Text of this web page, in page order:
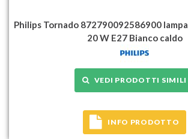
Philips Tornado 872790092586900
20 W E27 Bianco caldo
VEDI PRODOTTI SIMILI
INFO PRODOTTO